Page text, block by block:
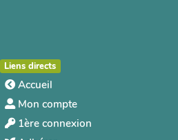
Liens directs
Accueil
Mon compte
1ère connexion